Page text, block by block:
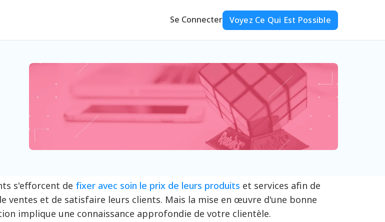
Se Connecter Voyez Ce Qui Est Possible
s'efforcent de fixer avec soin le prix de leurs produits et services afin de
ventes et de satisfaire leurs clients. Mais la mise en œuvre d'une bonne
implique une connaissance approfondie de votre clientèle.